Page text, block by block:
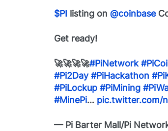
$PI listing on @coinbase
Get ready!
🚀🚀🚀🚀#PiNetwork
#Pi2Day #PiHackathon
#PiLockup #PiMining
#MinePi… pic.twitter.com/
— Pi Barter Mall/Pi